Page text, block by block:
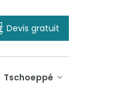
Devis gratuit
Tschoeppé